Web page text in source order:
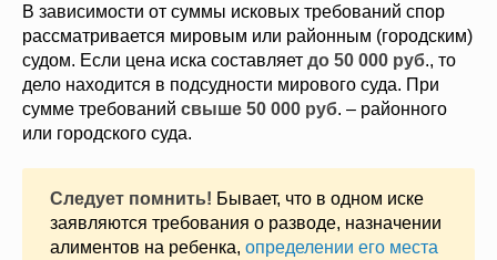
В зависимости от суммы исковых требований спор
рассматривается мировым или районным (городским)
судом. Если цена иска составляет до 50 000 руб., то
дело находится в подсудности мирового суда. При
сумме требований свыше 50 000 руб. – районного
или городского суда.
Следует помнить! Бывает, что в одном иске
заявляются требования о разводе, назначении
алиментов на ребенка, определении его места